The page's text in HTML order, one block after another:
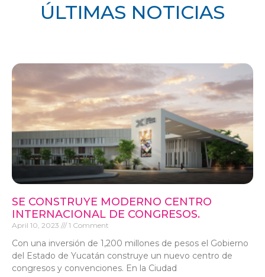
ÚLTIMAS NOTICIAS
SE CONSTRUYE MODERNO CENTRO
INTERNACIONAL DE CONGRESOS.
April 10, 2023 1 Comment
Con una inversión de 1,200 millones de pesos el Gobierno
del Estado de Yucatán construye un nuevo centro de
congresos y convenciones. En la Ciudad